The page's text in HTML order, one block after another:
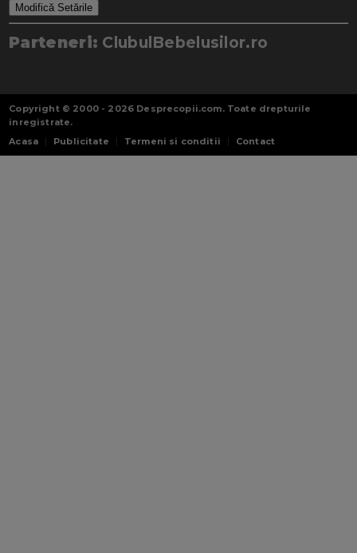
Modifică Setările
Parteneri: ClubulBebelusilor.ro
Copyright © 2000 - 2026 Desprecopii.com. Toate drepturile
inregistrate.
Acasa
Publicitate Termeni si conditii Contact